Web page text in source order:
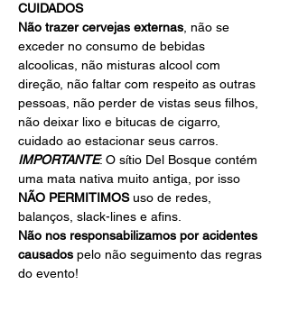
CUIDADOS
Não trazer cervejas externas, não se
exceder no consumo de bebidas
alcoolicas, não misturas alcool com
direção, não faltar com respeito as outras
pessoas, não perder de vistas seus filhos,
não deixar lixo e bitucas de cigarro,
cuidado ao estacionar seus carros.
IMPORTANTE: O sítio Del Bosque contém
uma mata nativa muito antiga, por isso
NÃO PERMITIMOS uso de redes,
balanços, slack-lines e afins.
Não nos responsabilizamos por acidentes
causados pelo não seguimento das regras
do evento!